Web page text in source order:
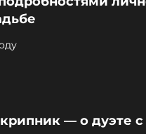
— о дуэте с